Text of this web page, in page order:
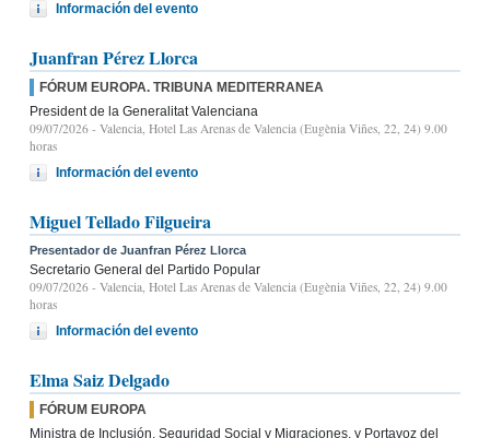
Información del evento
Juanfran Pérez Llorca
FÓRUM EUROPA. TRIBUNA MEDITERRANEA
President de la Generalitat Valenciana
09/07/2026 - Valencia, Hotel Las Arenas de Valencia (Eugènia Viñes, 22, 24) 9.00
horas
Información del evento
Miguel Tellado Filgueira
Presentador de Juanfran Pérez Llorca
Secretario General del Partido Popular
09/07/2026 - Valencia, Hotel Las Arenas de Valencia (Eugènia Viñes, 22, 24) 9.00
horas
Información del evento
Elma Saiz Delgado
FÓRUM EUROPA
Ministra de Inclusión, Seguridad Social y Migraciones, y Portavoz del